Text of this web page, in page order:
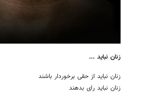
زنان نباید ...
زنان نباید از حقی برخوردار باشند
زنان نباید رای بدهند